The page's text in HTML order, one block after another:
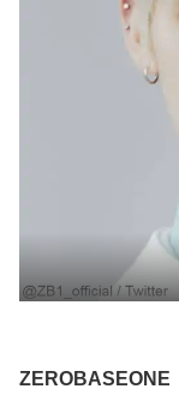
ZEROBASEONE